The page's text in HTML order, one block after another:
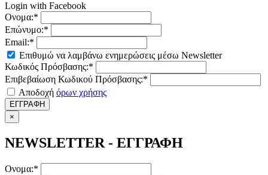
Login with Facebook
Ονομα:*
Επώνυμο:*
Email:*
Επιθυμώ να λαμβάνω ενημερώσεις μέσω Newsletter
Κωδικός Πρόσβασης:*
Επιβεβαίωση Κωδικού Πρόσβασης:*
Αποδοχή όρων χρήσης
ΕΓΓΡΑΦΗ
×
NEWSLETTER - ΕΓΓΡΑΦΗ
Ονομα:*